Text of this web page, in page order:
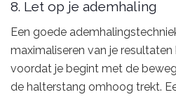
8. Let op je ademhaling
Een goede
maximaliseren van je
voordat je begint met de
de halterstang omhoog trekt.